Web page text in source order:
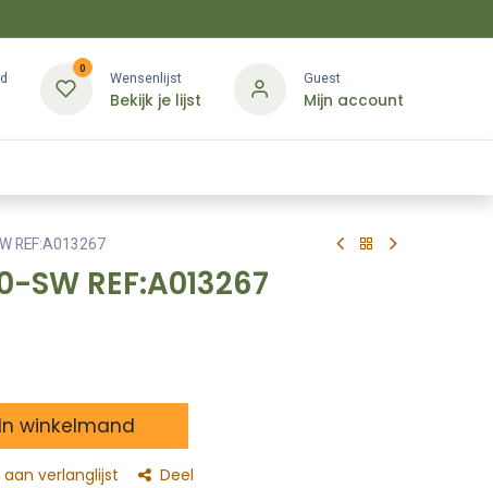
0
Wensenlijst
Bekijk je lijst
Guest
Mijn account
REF:A013267
REF:A013267
In winkelmand
verlanglijst Deel